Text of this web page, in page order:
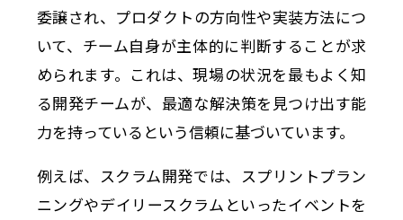
委譲され、プロダクトの方向性や実装方法につ
いて、チーム自身が主体的に判断することが求
められます。これは、現場の状況を最もよく知
る開発チームが、最適な解決策を見つけ出す能
力を持っているという信頼に基づいています。
例えば、スクラム開発では、スプリントプラン
ニングやデイリースクラムといったイベントを